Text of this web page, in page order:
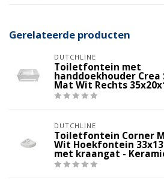
Gerelateerde producten
DUTCHLINE
Toiletfontein met
handdoekhouder Crea
Mat Wit Rechts
DUTCHLINE
Toiletfontein Corner
Wit Hoekfontein
met kraangat -